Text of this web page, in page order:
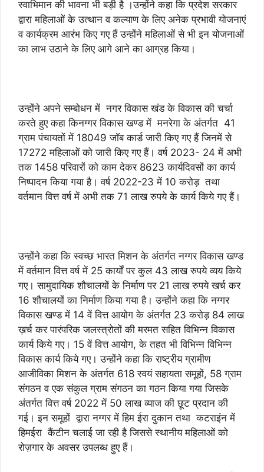
स्वाभिमान की भावना भी बड़ी है ।उन्होंने कहा कि प्रदेश सरकार
द्वारा महिलाओं के उत्थान व कल्याण के लिए अनेक प्रभावी योजनाएं
व कार्यक्रम आरंभ किए गए हैं उन्होंने महिलाओं से भी इन योजनाओं
का लाभ उठाने के लिए आगे आने का आग्रह किया।
उन्होंने अपने सम्बोधन में नगर विकास खंड के विकास की चर्चा
करते हुए कहा किनग्गर विकास खण्ड में मनरेगा के अंतर्गत 41
ग्राम पंचायतों में 18049 जॉब कार्ड जारी किए गए हैं जिनमें से
17272 महिलाओं को जारी किए गए हैं। वर्ष 2023- 24 में अभी
तक 1458 परिवारों को काम देकर 8623 कार्यदिवसों का कार्य
निष्पादन किया गया है। वर्ष 2022-23 में 10 करोड़ तथा
वर्तमान वित्त वर्ष में अभी तक 71 लाख रुपये के कार्य किये गए हैं।
उन्होंने कहा कि स्वच्छ भारत मिशन के अंतर्गत नग्गर विकास खण्ड
में वर्तमान वित्त वर्ष में 25 कार्यों पर कुल 43 लाख रुपये व्यय किये
गए। सामुदायिक शौचालयों के निर्माण पर 21 लाख रुपये खर्च कर
16 शौचालयों का निर्माण किया गया है। उन्होंने कहा कि नग्गर
विकास खण्ड में 14 वें वित्त आयोग के अंतर्गत 23 करोड़ 84 लाख
ख़र्च कर पारंपरिक जलस्त्रोतों की मरमत सहित विभिन्न विकास
कार्य किये गए। 15 वें वित्त आयोग, के तहत भी विभिन्न विभिन्न
विकास कार्य किये गए। उन्होंने कहा कि राष्ट्रीय ग्रामीण
आजीविका मिशन के अंतर्गत 618 स्वयं सहायता समूहों, 58 ग्राम
संगठन व एक संकुल ग्राम संगठन का गठन किया गया जिसके
अंतर्गत वित्त वर्ष 2022 में 50 लाख व्याज की छूट प्रदान की
गई। इन समूहों द्वारा नग्गर में हिम ईरा दुकान तथा कटराइंन में
हिमईरा कैंटीन चलाई जा रही है जिससे स्थानीय महिलाओं को
रोज़गार के अवसर उपलब्ध हुए हैं।